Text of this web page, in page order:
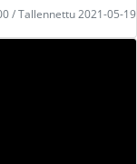
/ Tallennettu 2021-05-19